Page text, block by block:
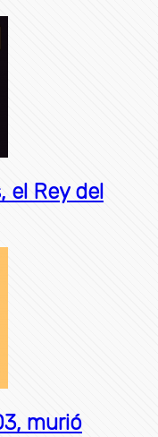
el Rey del
murió